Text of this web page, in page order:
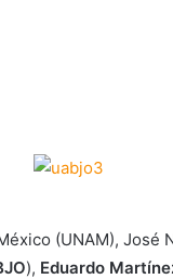
(UNAM), José
), Eduardo